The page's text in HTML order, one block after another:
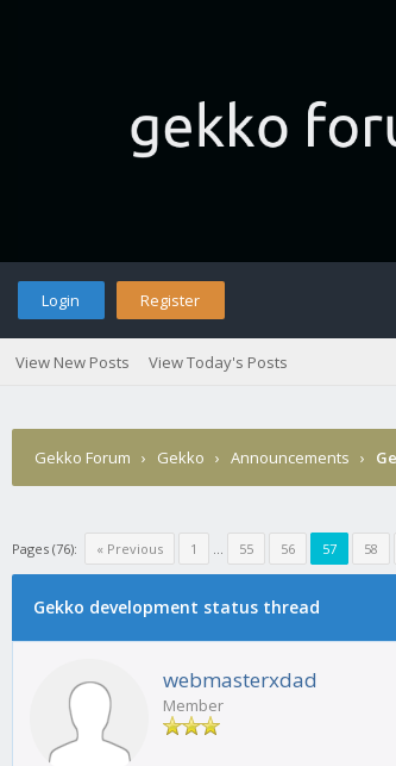
Login Register
View New Posts View Today's Posts
Gekko Forum › Gekko › Announcements ›
Pages (76): « Previous 1 ... 55 56 57 58
Gekko development status thread
webmasterxdad
Member